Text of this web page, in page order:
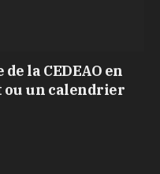
la CEDEAO en
ou un calendrier